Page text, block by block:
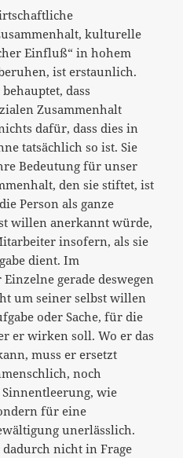
kulturelle
Einfluß“ in hohem
ist erstaunlich.
dass
Zusammenhalt
dafür, dass dies in
tatsächlich so ist. Sie
Bedeutung für unser
den sie stiftet, ist
Person als ganze
willen anerkannt würde,
insofern, als sie
dient. Im
gerade deswegen
um seiner selbst willen
oder Sache, für die
er wirken soll. Wo er das
muss er ersetzt
noch
wie
für eine
unerlässlich.
nicht in Frage